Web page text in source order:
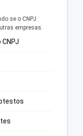
se o CNPJ
empresas.